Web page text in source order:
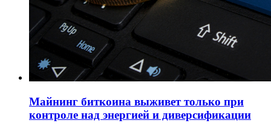
Майнинг биткоина выживет только при
контроле над энергией и диверсификации